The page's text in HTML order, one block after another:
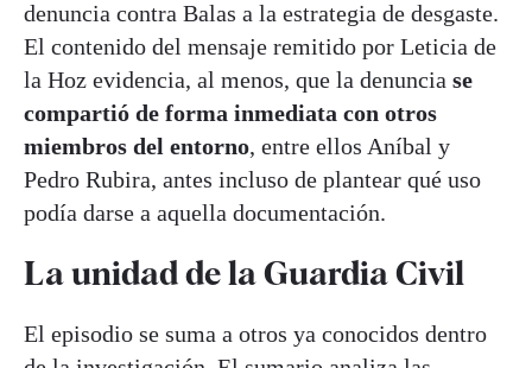
denuncia contra Balas a la estrategia de desgaste.
El contenido del mensaje remitido por Leticia de
la Hoz evidencia, al menos, que la denuncia se
compartió de forma inmediata con otros
miembros del entorno, entre ellos Aníbal y
Pedro Rubira, antes incluso de plantear qué uso
podía darse a aquella documentación.
La unidad de la Guardia Civil
El episodio se suma a otros ya conocidos dentro